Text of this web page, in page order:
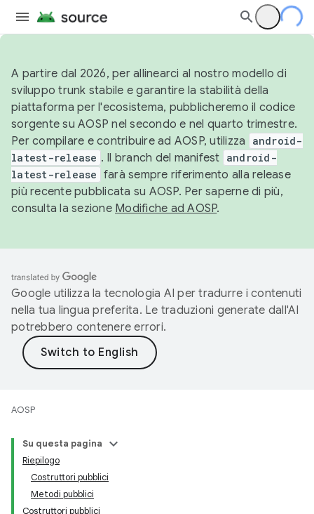
A partire dal 2026, per allinearci al nostro modello di
sviluppo trunk stabile e garantire la stabilità della
piattaforma per l'ecosistema, pubblicheremo il codice
sorgente su AOSP nel secondo e nel quarto trimestre.
Per compilare e contribuire ad AOSP, utilizza
android-
latest-release . Il branch del manifest android-
latest-release farà sempre riferimento alla release
più recente pubblicata su AOSP. Per saperne di più,
consulta la sezione Modifiche ad AOSP.
Google utilizza la tecnologia AI per tradurre i contenuti
nella tua lingua preferita. Le traduzioni generate dall'AI
potrebbero contenere errori.
AOSP
Su questa pagina
Riepilogo
Costruttori pubblici
Metodi pubblici
Costruttori pubblici